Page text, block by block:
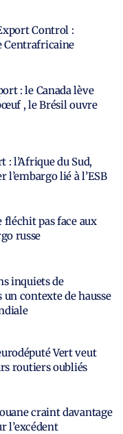
Control :
Centrafricaine
: le Canada lève
, le Brésil ouvre
: l’Afrique du Sud,
l’embargo lié à l’ESB
fléchit pas face aux
russe
inquiets de
un contexte de hausse
Vert veut
routiers oubliés
craint davantage
l’excédent